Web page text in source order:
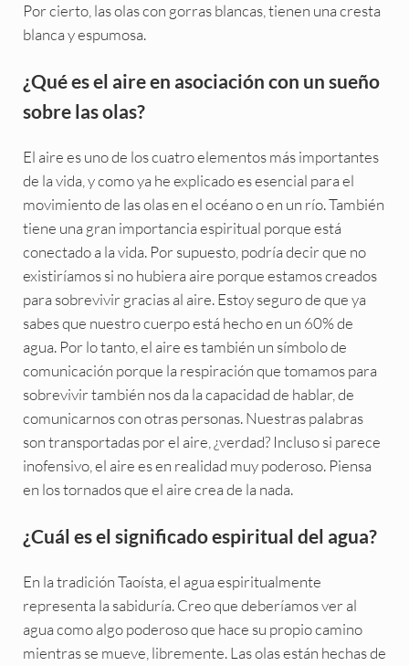
Por cierto, las olas con gorras blancas, tienen una cresta
blanca y espumosa.
¿Qué es el aire en asociación con un sueño
sobre las olas?
El aire es uno de los cuatro elementos más importantes
de la vida, y como ya he explicado es esencial para el
movimiento de las olas en el océano o en un río. También
tiene una gran importancia espiritual porque está
conectado a la vida. Por supuesto, podría decir que no
existiríamos si no hubiera aire porque estamos creados
para sobrevivir gracias al aire. Estoy seguro de que ya
sabes que nuestro cuerpo está hecho en un 60% de
agua. Por lo tanto, el aire es también un símbolo de
comunicación porque la respiración que tomamos para
sobrevivir también nos da la capacidad de hablar, de
comunicarnos con otras personas. Nuestras palabras
son transportadas por el aire, ¿verdad? Incluso si parece
inofensivo, el aire es en realidad muy poderoso. Piensa
en los tornados que el aire crea de la nada.
¿Cuál es el significado espiritual del agua?
En la tradición Taoísta, el agua espiritualmente
representa la sabiduría. Creo que deberíamos ver al
agua como algo poderoso que hace su propio camino
mientras se mueve, libremente. Las olas están hechas de